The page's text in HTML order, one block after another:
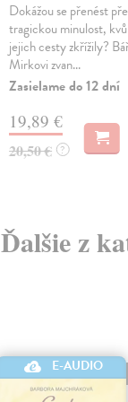
Dokážou se přenést
tragickou minulost,
jejich cesty zkřížily?
Mirkovi zvan...
Zasielame do 12 dní
19,89 €
20,50 € ?
Ďalšie z
E-AUDIO